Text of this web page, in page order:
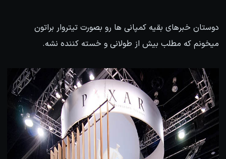
دوستان خبرهای بقیه کمپانی ها رو بصورت تیتروار براتون
میخونم که مطلب بیش از طولانی و خسته کننده نشه.